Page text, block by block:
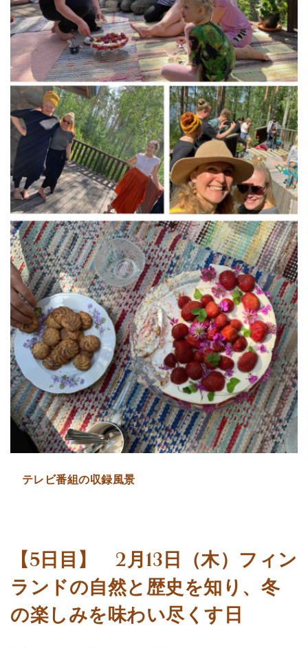
テレビ番組の収録風景
【5日目】 2月13日（木）フィン
ランドの自然と歴史を知り、冬
の楽しみを味わい尽くす日